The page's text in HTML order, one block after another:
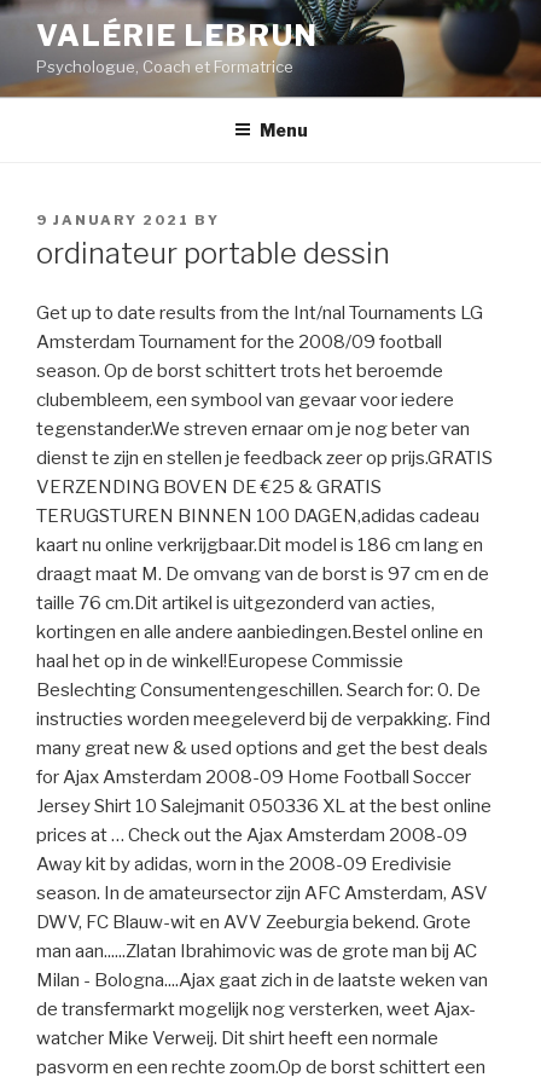
Skip
content
VALÉRIE LEBRUN
Psychologue, Coach et Formatrice
Menu
POSTED
9 JANUARY 2021 BY
ordinateur portable dessin
Get up to date results from the Int/nal Tournaments LG
Amsterdam Tournament for the 2008/09 football
season. Op de borst schittert trots het beroemde
clubembleem, een symbool van gevaar voor iedere
tegenstander.We streven ernaar om je nog beter van
dienst te zijn en stellen je feedback zeer op prijs.GRATIS
VERZENDING BOVEN DE €25 & GRATIS
TERUGSTUREN BINNEN 100 DAGEN,adidas cadeau
kaart nu online verkrijgbaar.Dit model is 186 cm lang en
draagt maat M. De omvang van de borst is 97 cm en de
taille 76 cm.Dit artikel is uitgezonderd van acties,
kortingen en alle andere aanbiedingen.Bestel online en
haal het op in de winkel!Europese Commissie
Beslechting Consumentengeschillen. Search for: 0. De
instructies worden meegeleverd bij de verpakking. Find
many great new & used options and get the best deals
for Ajax Amsterdam 2008-09 Home Football Soccer
Jersey Shirt 10 Salejmanit 050336 XL at the best online
prices at … Check out the Ajax Amsterdam 2008-09
Away kit by adidas, worn in the 2008-09 Eredivisie
season. In de amateursector zijn AFC Amsterdam, ASV
DWV, FC Blauw-wit en AVV Zeeburgia bekend. Grote
man aan......Zlatan Ibrahimovic was de grote man bij AC
Milan - Bologna....Ajax gaat zich in de laatste weken van
de transfermarkt mogelijk nog versterken, weet Ajax-
watcher Mike Verweij. Dit shirt heeft een normale
pasvorm en een rechte zoom.Op de borst schittert een